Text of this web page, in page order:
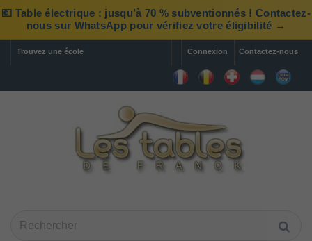
💶 Table électrique : jusqu’à 70 % subventionnés ! Contactez-
nous sur WhatsApp pour vérifiez votre éligibilité →
Contactez-nous
Trouvez une école Connexion